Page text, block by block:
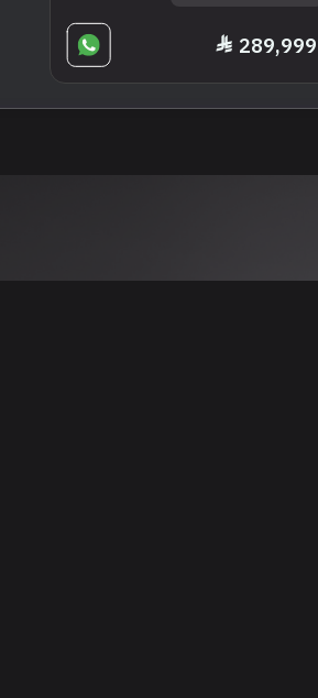
289,999